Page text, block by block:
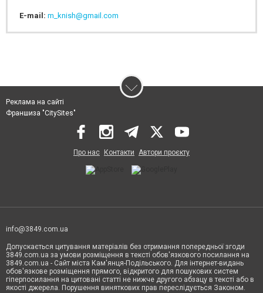
E-mail: m_knish@gmail.com
Реклама на сайті
Франшиза "CitySites"
Про нас Контакти Автори проєкту
info@3849.com.ua
Допускається цитування матеріалів без отримання попередньої згоди
3849.com.ua за умови розміщення в тексті обов'язкового посилання на
3849.com.ua - Сайт міста Кам'янця-Подільського. Для інтернет-видань
обов'язкове розміщення прямого, відкритого для пошукових систем
гіперпосилання на цитовані статті не нижче другого абзацу в тексті або в
якості джерела. Порушення виняткових прав переслідується Законом.